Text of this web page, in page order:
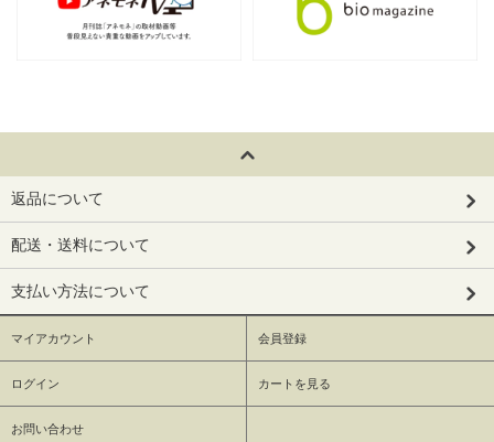
返品について
配送・送料について
支払い方法について
マイアカウント 会員登録
ログイン カートを見る
お問い合わせ